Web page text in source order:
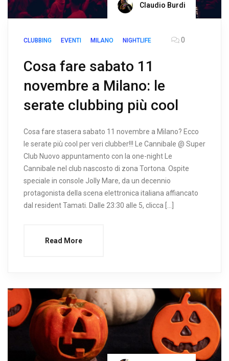
Claudio Burdi
CLUBBING EVENTI MILANO NIGHTLIFE 0
Cosa fare sabato 11
novembre a Milano: le
serate clubbing più cool
Cosa fare stasera sabato 11 novembre a Milano? Ecco
le serate più cool per veri clubber!!! Le Cannibale @ Super
Club Nuovo appuntamento con la one-night Le
Cannibale nel club nascosto di zona Tortona. Ospite
speciale in console Jolly Mare, da un decennio
protagonista della scena elettronica italiana affiancato
dal resident Tamati. Dalle 23:30 alle 5, clicca […]
Read More